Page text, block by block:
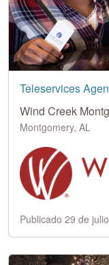
Teleservices
Wind Creek
Montgomery, AL
Publicado 29 de